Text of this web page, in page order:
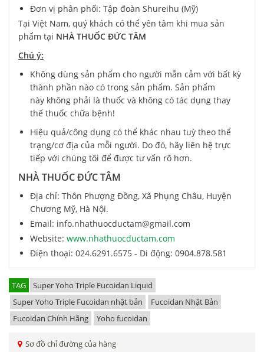
Đơn vị phân phối: Tập đoàn Shureihu (Mỹ)
Tại Việt Nam, quý khách có thể yên tâm khi mua sản
phẩm tại NHÀ THUỐC ĐỨC TÂM
Chú ý:
Không dùng sản phẩm cho người mẫn cảm với bất kỳ
thành phần nào có trong sản phẩm. Sản phẩm
này không phải là thuốc và không có tác dụng thay
thế thuốc chữa bệnh!
Hiệu quả/công dụng có thể khác nhau tuỳ theo thể
trạng/cơ địa của mỗi người. Do đó, hãy liên hệ trực
tiếp với chúng tôi để được tư vấn rõ hơn.
NHÀ THUỐC ĐỨC TÂM
Địa chỉ: Thôn Phượng Đồng, Xã Phụng Châu, Huyện
Chương Mỹ, Hà Nội.
Email: info.nhathuocductam@gmail.com
Website: www.nhathuocductam.com
Điện thoại: 024.6291.6575 - Di động: 0904.878.581
TAG
Super Yoho Triple Fucoidan Liquid
Super Yoho Triple Fucoidan nhật bản
Fucoidan Nhật Bản
Fucoidan Chính Hãng
Yoho fucoidan
Sơ đồ chỉ đường của hàng